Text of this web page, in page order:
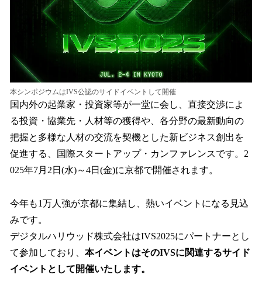
本シンポジウムはIVS公認のサイドイベントして開催
国内外の起業家・投資家等が一堂に会し、直接交渉によ
る投資・協業先・人材等の獲得や、各分野の最新動向の
把握と多様な人材の交流を契機とした新ビジネス創出を
促進する、国際スタートアップ・カンファレンスです。2
025年7月2日(水)～4日(金)に京都で開催されます。
今年も1万人強が京都に集結し、熱いイベントになる見込
みです。
デジタルハリウッド株式会社はIVS2025にパートナーとし
て参加しており、 本イベントはそのIVSに関連するサイド
イベントとして開催いたします。